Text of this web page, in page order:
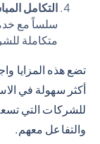
التكامل
سلساً مع
متكاملة
تضع هذه المزايا
أكثر سهولة في
للشركات التي
والتفاعل معهم.